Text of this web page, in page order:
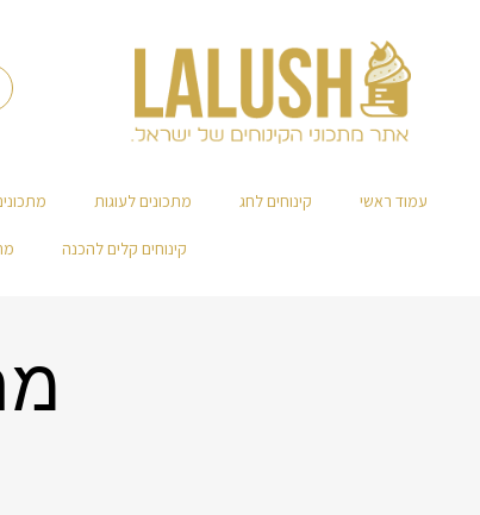
עמוד ראשי קינוחים לחג מתכונים לעוגות
קינוחים קלים להכנה